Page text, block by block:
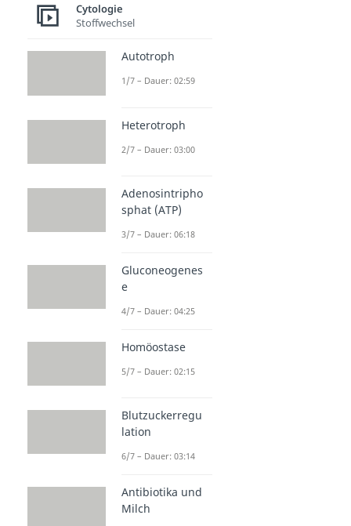
Cytologie
Stoffwechsel
Autotroph
1/7 – Dauer: 02:59
Heterotroph
2/7 – Dauer: 03:00
Adenosintripho
sphat (ATP)
3/7 – Dauer: 06:18
Gluconeogenes
e
4/7 – Dauer: 04:25
Homöostase
5/7 – Dauer: 02:15
Blutzuckerregu
lation
6/7 – Dauer: 03:14
Antibiotika und
Milch